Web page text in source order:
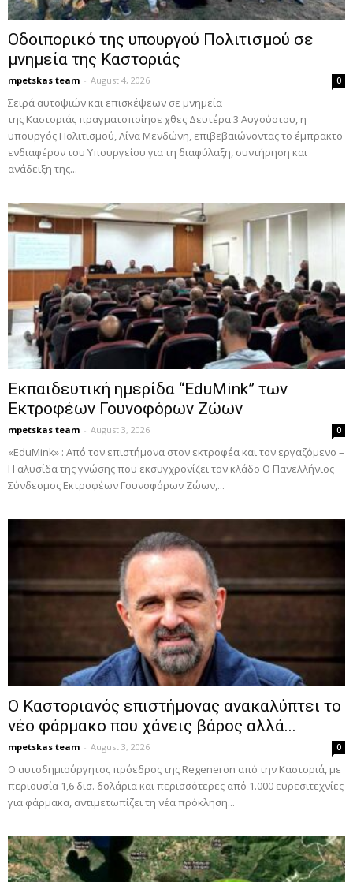
Οδοιπορικό της υπουργού Πολιτισμού σε
μνημεία της Καστοριάς
mpetskas team - August 4, 2026 0
Σειρά αυτοψιών και επισκέψεων σε μνημεία
της Καστοριάς πραγματοποίησε χθες Δευτέρα 3 Αυγούστου, η
υπουργός Πολιτισμού, Λίνα Μενδώνη, επιβεβαιώνοντας το έμπρακτο
ενδιαφέρον του Υπουργείου για τη διαφύλαξη, συντήρηση και
ανάδειξη της...
Εκπαιδευτική ημερίδα “EduMink” των
Εκτροφέων Γουνοφόρων Ζώων
mpetskas team - August 3, 2026 0
«EduMink» : Από τον επιστήμονα στον εκτροφέα και τον εργαζόμενο –
Η αλυσίδα της γνώσης που εκσυγχρονίζει τον κλάδο Ο Πανελλήνιος
Σύνδεσμος Εκτροφέων Γουνοφόρων Ζώων,...
Ο Καστοριανός επιστήμονας ανακαλύπτει το
νέο φάρμακο που χάνεις βάρος αλλά...
mpetskas team - August 3, 2026 0
Ο αυτοδημιούργητος πρόεδρος της Regeneron από την Καστοριά, με
περιουσία 1,6 δισ. δολάρια και περισσότερες από 1.000 ευρεσιτεχνίες
για φάρμακα, αντιμετωπίζει τη νέα πρόκληση...